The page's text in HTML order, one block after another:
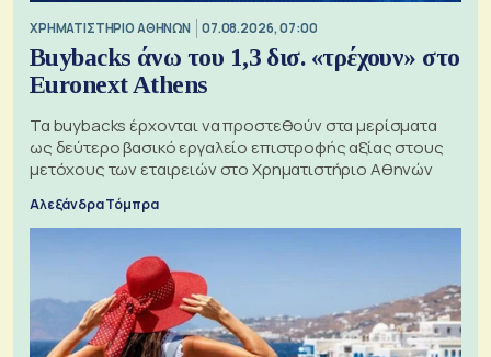
XΡΗΜΑΤΙΣΤΗΡΙΟ ΑΘΗΝΩΝ 07.08.2026, 07:00
Buybacks άνω του 1,3 δισ. «τρέχουν» στο
Euronext Athens
Τα buybacks έρχονται να προστεθούν στα μερίσματα
ως δεύτερο βασικό εργαλείο επιστροφής αξίας στους
μετόχους των εταιρειών στο Χρηματιστήριο Αθηνών
Αλεξάνδρα Τόμπρα